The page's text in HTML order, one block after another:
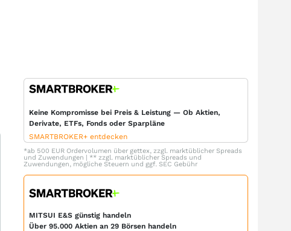
Keine Kompromisse bei Preis & Leistung — Ob Aktien,
Derivate, ETFs, Fonds oder Sparpläne
SMARTBROKER+ entdecken
*ab 500 EUR Ordervolumen über gettex, zzgl. marktüblicher Spreads
und Zuwendungen | ** zzgl. marktüblicher Spreads und
Zuwendungen, mögliche Steuern und ggf. SEC Gebühr
MITSUI E&S günstig handeln
Über 95.000 Aktien an 29 Börsen handeln